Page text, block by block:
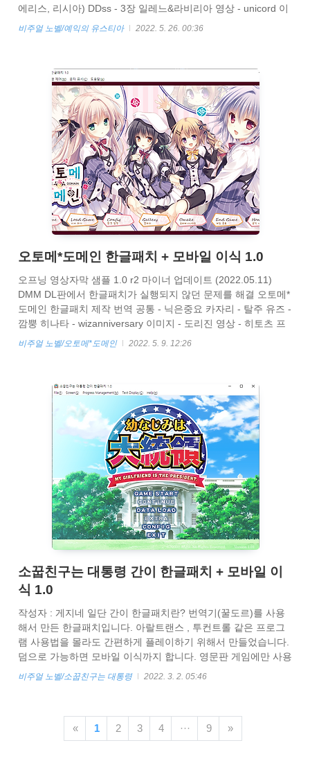
에리스, 리시아) DDss - 3장 일레느&라비리아 영상 - unicord 이
미지 - 어린이사랑꾼 프로그래밍 - 게지네 해당 패치는 패키지용
https://drive.google.com/file/d/
usp=sharing eustia_KR_patch 1.0.zip drive.google.com 다음과
같이 게임이 설치 되어있는 경로로 압축을 해제 해줍니다. ..
비주얼 노벨/예익의 유스티아 2022. 5. 26. 00:36
오토메*도메인 한글패치 + 모바일 이식 1.0
오프닝 영상자막 샘플 1.0 r2 마이너 업데이트 (2022.05.11)
DMM DL판에서 한글패치가 실행되지 않던 문제를 해결 오토메*
도메인 한글패치 제작 번역 공통 - 닉은중요 카자리 - 탈주 유즈 -
깜뿡 히나타 - wizanniversary 이미지 - 도리진 영상 - 히토츠 프
로그래밍 - 게지네 공식 1.02 업데이트 및 시점패치가 한글패치
https://drive.google.com/file/d/
usp=sharing otome_KR 1.0 r2 (PW otome).zip
drive.google.com ..
비주얼 노벨/오토메*도메인 2022. 5. 9. 12:26
소꿉친구는 대통령 간이 한글패치 + 모바일 이
식 1.0
작성자 : 게지네 일단 간이 한글패치란? 번역기(꿀도르)를 사용
해서 만든 한글패치입니다. 아랄트랜스 , 투컨트롤 같은 프로그
램 사용법을 몰라도 간편하게 플레이하기 위해서 만들었습니다.
덤으로 가능하면 모바일 이식까지 합니다. 영문판 게임에만 사용
가능합니다. 패치하는법 아래 링크에서 한글패치를 받습니다. 패
usp=sharing osana_KR 1.0 (PW osana).zip drive.google.com
다음과 같이 게임이 설치 되어있는 경로로 압축을 해제 해줍니
다. 덮어씌울건지 물어보면 다 덮어씌워주세요 백신이 패치 파일
비주얼 노벨/소꿉친구는 대통령 2022. 3. 2. 05:46
« 1 2 3 4 ··· 9 »